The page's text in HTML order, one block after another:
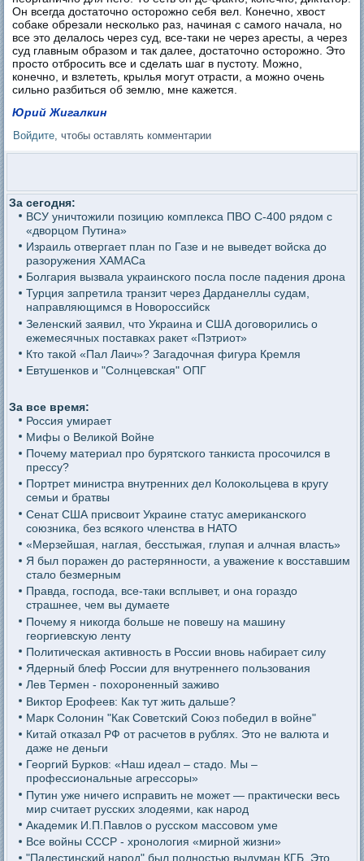
Он всегда достаточно осторожно себя вел. Конечно, хвост
собаке обрезали несколько раз, начиная с самого начала, но
все это делалось через суд, все-таки не через аресты, а через
суд главным образом и так далее, достаточно осторожно. Это
просто отбросить все и сделать шаг в пустоту. Можно,
конечно, и взлететь, крылья могут отрасти, а можно очень
сильно разбиться об землю, мне кажется.
Юрий Жигалкин
Войдите , чтобы оставлять комментарии
За сегодня:
ВСУ уничтожили позицию комплекса ПВО С-400 рядом с
«дворцом Путина»
Израиль отвергает план по Газе и не выведет войска до
разоружения ХАМАСа
Болгария вызвала украинского посла после падения дрона
Турция запретила транзит через Дарданеллы судам,
направляющимся в Новороссийск
Зеленский заявил, что Украина и США договорились о
ежемесячных поставках ракет «Пэтриот»
Кто такой «Пал Лаич»? Загадочная фигура Кремля
Евтушенков и "Солнцевская" ОПГ
За все время:
Россия умирает
Мифы о Великой Войне
Почему материал про бурятского танкиста просочился в
прессу?
Портрет министра внутренних дел Колокольцева в кругу
семьи и братвы
Сенат США присвоит Украине статус американского
союзника, без всякого членства в НАТО
«Мерзейшая, наглая, бесстыжая, глупая и алчная власть»
Я был поражен до растерянности, а уважение к восставшим
стало безмерным
Правда, господа, все-таки всплывет, и она гораздо
страшнее, чем вы думаете
Почему я никогда больше не повешу на машину
георгиевскую ленту
Политическая активность в России вновь набирает силу
Ядерный блеф России для внутреннего пользования
Лев Термен - похороненный заживо
Виктор Ерофеев: Как тут жить дальше?
Марк Солонин "Как Советский Союз победил в войне"
Китай отказал РФ от расчетов в рублях. Это не валюта и
даже не деньги
Георгий Бурков: «Наш идеал – стадо. Мы –
профессиональные агрессоры»
Путин уже ничего исправить не может — практически весь
мир считает русских злодеями, как народ
Академик И.П.Павлов о русском массовом уме
Все войны СССР - хронология «мирной жизни»
"Палестинский народ" был полностью выдуман КГБ. Это